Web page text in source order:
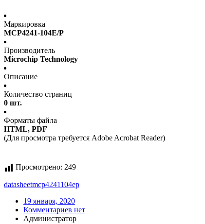
Маркировка
MCP4241-104E/P
Производитель
Microchip Technology
Описание
Количество страниц
0 шт.
Форматы файла
HTML, PDF
(Для просмотра требуется Adobe Acrobat Reader)
Просмотрено: 249
datasheetmcp4241104ep
19 января, 2020
Комментариев нет
Администратор